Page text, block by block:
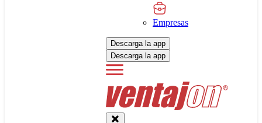
Empresas
Descarga la app
Descarga la app